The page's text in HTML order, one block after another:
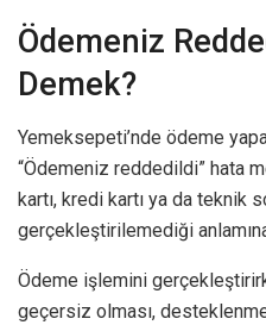
Ödemeniz
Demek?
Yemeksepeti’nde ödeme
“Ödemeniz reddedildi” hata
kartı, kredi kartı ya da teknik
gerçekleştirilemediği
Ödeme işlemini
geçersiz olması,